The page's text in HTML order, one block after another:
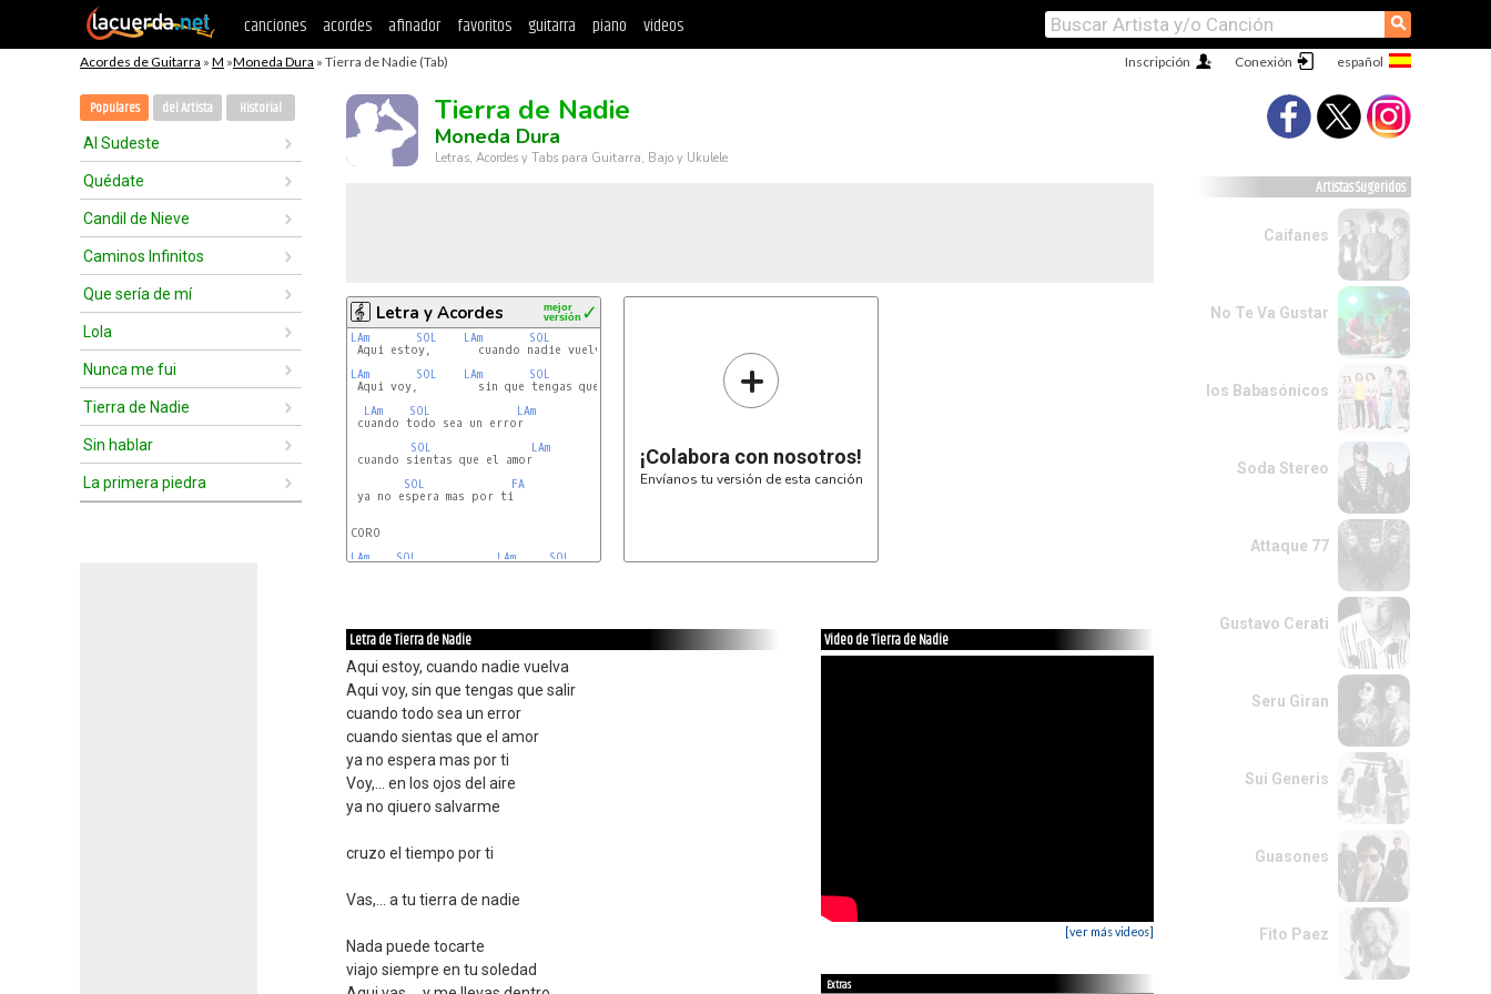
canciones acordes afinador favoritos guitarra piano videos ⚲
Acordes de Guitarra » M »Moneda Dura » Tierra de Nadie (Tab) Conexión
Inscripción
Populares del Artista Historial
Al Sudeste
Quédate
Candil de Nieve
Caminos Infinitos
Que sería de mí
Lola
Nunca me fui
Tierra de Nadie
Sin hablar
La primera piedra
Tierra de Nadie
Moneda Dura
Letras, Acordes y Tabs para Guitarra, Bajo y Ukulele
Letra y Acordes ✓
mejor
versión
LAm SOL LAm
SOL
Aqui estoy,       cuando nadie vuelva
LAm
SOL LAm
SOL
Aqui voy,         sin que tengas que salir
LAm
SOL
LAm
cuando todo sea un error
SOL
LAm
cuando sientas que el amor
SOL
FA
ya no espera mas por ti
CORO
LAm
SOL LAm
SOL
+
¡Colabora con nosotros!
Envíanos tu versión de esta canción
Letra de Tierra de Nadie
Aqui estoy, cuando nadie vuelva
Aqui voy, sin que tengas que salir
cuando todo sea un error
cuando sientas que el amor
ya no espera mas por ti
Voy,... en los ojos del aire
ya no qiuero salvarme
cruzo el tiempo por ti
Vas,... a tu tierra de nadie
Nada puede tocarte
viajo siempre en tu soledad
Video de Tierra de Nadie
[ver más videos]
Extras
Artistas Sugeridos
Caifanes
No Te Va Gustar
los Babasónicos
Soda Stereo
Attaque 77
Gustavo Cerati
Seru Giran
Sui Generis
Guasones
Fito Paez